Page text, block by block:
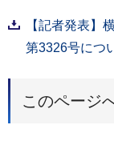
【記者発表】
第3326号につ
このページ